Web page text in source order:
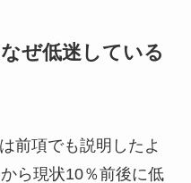
ぜ低迷している
前項でも説明したよ
ら現状10％前後に低